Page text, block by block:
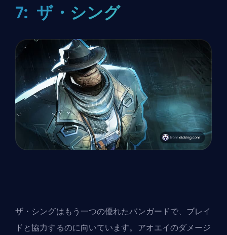
7: ザ・シング
ザ・シングはもう一つの優れたバンガードで、ブレイ
ドと協力するのに向いています。アオエイのダメージ